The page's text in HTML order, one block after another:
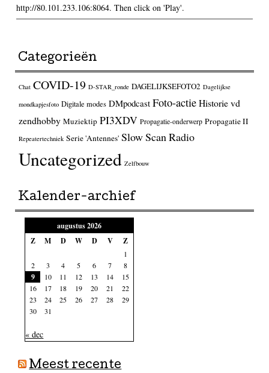
http://80.101.233.106:8064. Then click on 'Play'.
Categorieën
Chat COVID-19 D-STAR_ronde DAGELIJKSEFOTO2 Dagelijkse
mondkapjesfoto Digitale modes DMpodcast Foto-actieHistorie vd
zendhobby Muziektip PI3XDV Propagatie-onderwerp Propagatie II
Repeatertechniek Serie 'Antennes' Slow Scan Radio
Uncategorized Zelfbouw
Kalender-archief
augustus 2026
Z
M D W D V Z
1
2
3 4 5 6 7 8
9 10 11 12 13 14
15
16
17 18 19 20 21
22
23
24 25 26 27 28
29
30
31
« dec
Meest recente